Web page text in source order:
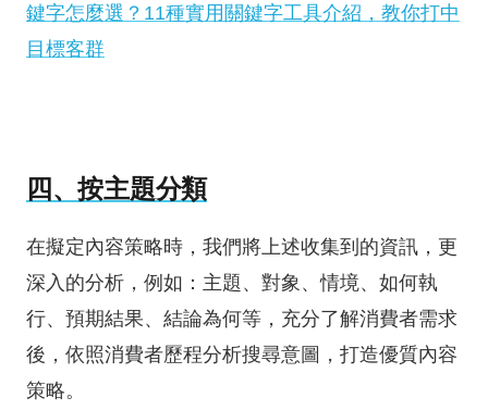
鍵字怎麼選？11種實用關鍵字工具介紹，教你打中
目標客群
四、按主題分類
在擬定內容策略時，我們將上述收集到的資訊，更
深入的分析，例如：主題、對象、情境、如何執
行、預期結果、結論為何等，充分了解消費者需求
後，依照消費者歷程分析搜尋意圖，打造優質內容
策略。